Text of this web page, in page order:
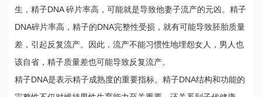
生，精子DNA 碎片率高，可能就是导致他妻子流产的元凶。精子
DNA碎片率高，精子的DNA完整性受损，就有可能导致胚胎质量
差，引起反复流产。因此，流产不能习惯性地埋怨女人，男人也
该自省，精子质量差也可能导致反复流产。
精子DNA是表示精子成熟度的重要指标。精子DNA结构和功能的